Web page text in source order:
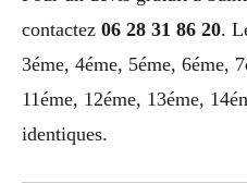
contactez 06 28 31 86 20.
3éme, 4éme, 5éme, 6éme,
11éme, 12éme, 13éme,
identiques.